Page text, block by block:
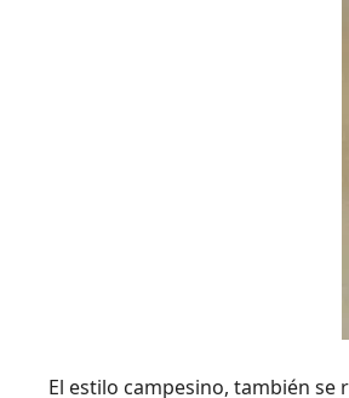
El estilo campesino, también